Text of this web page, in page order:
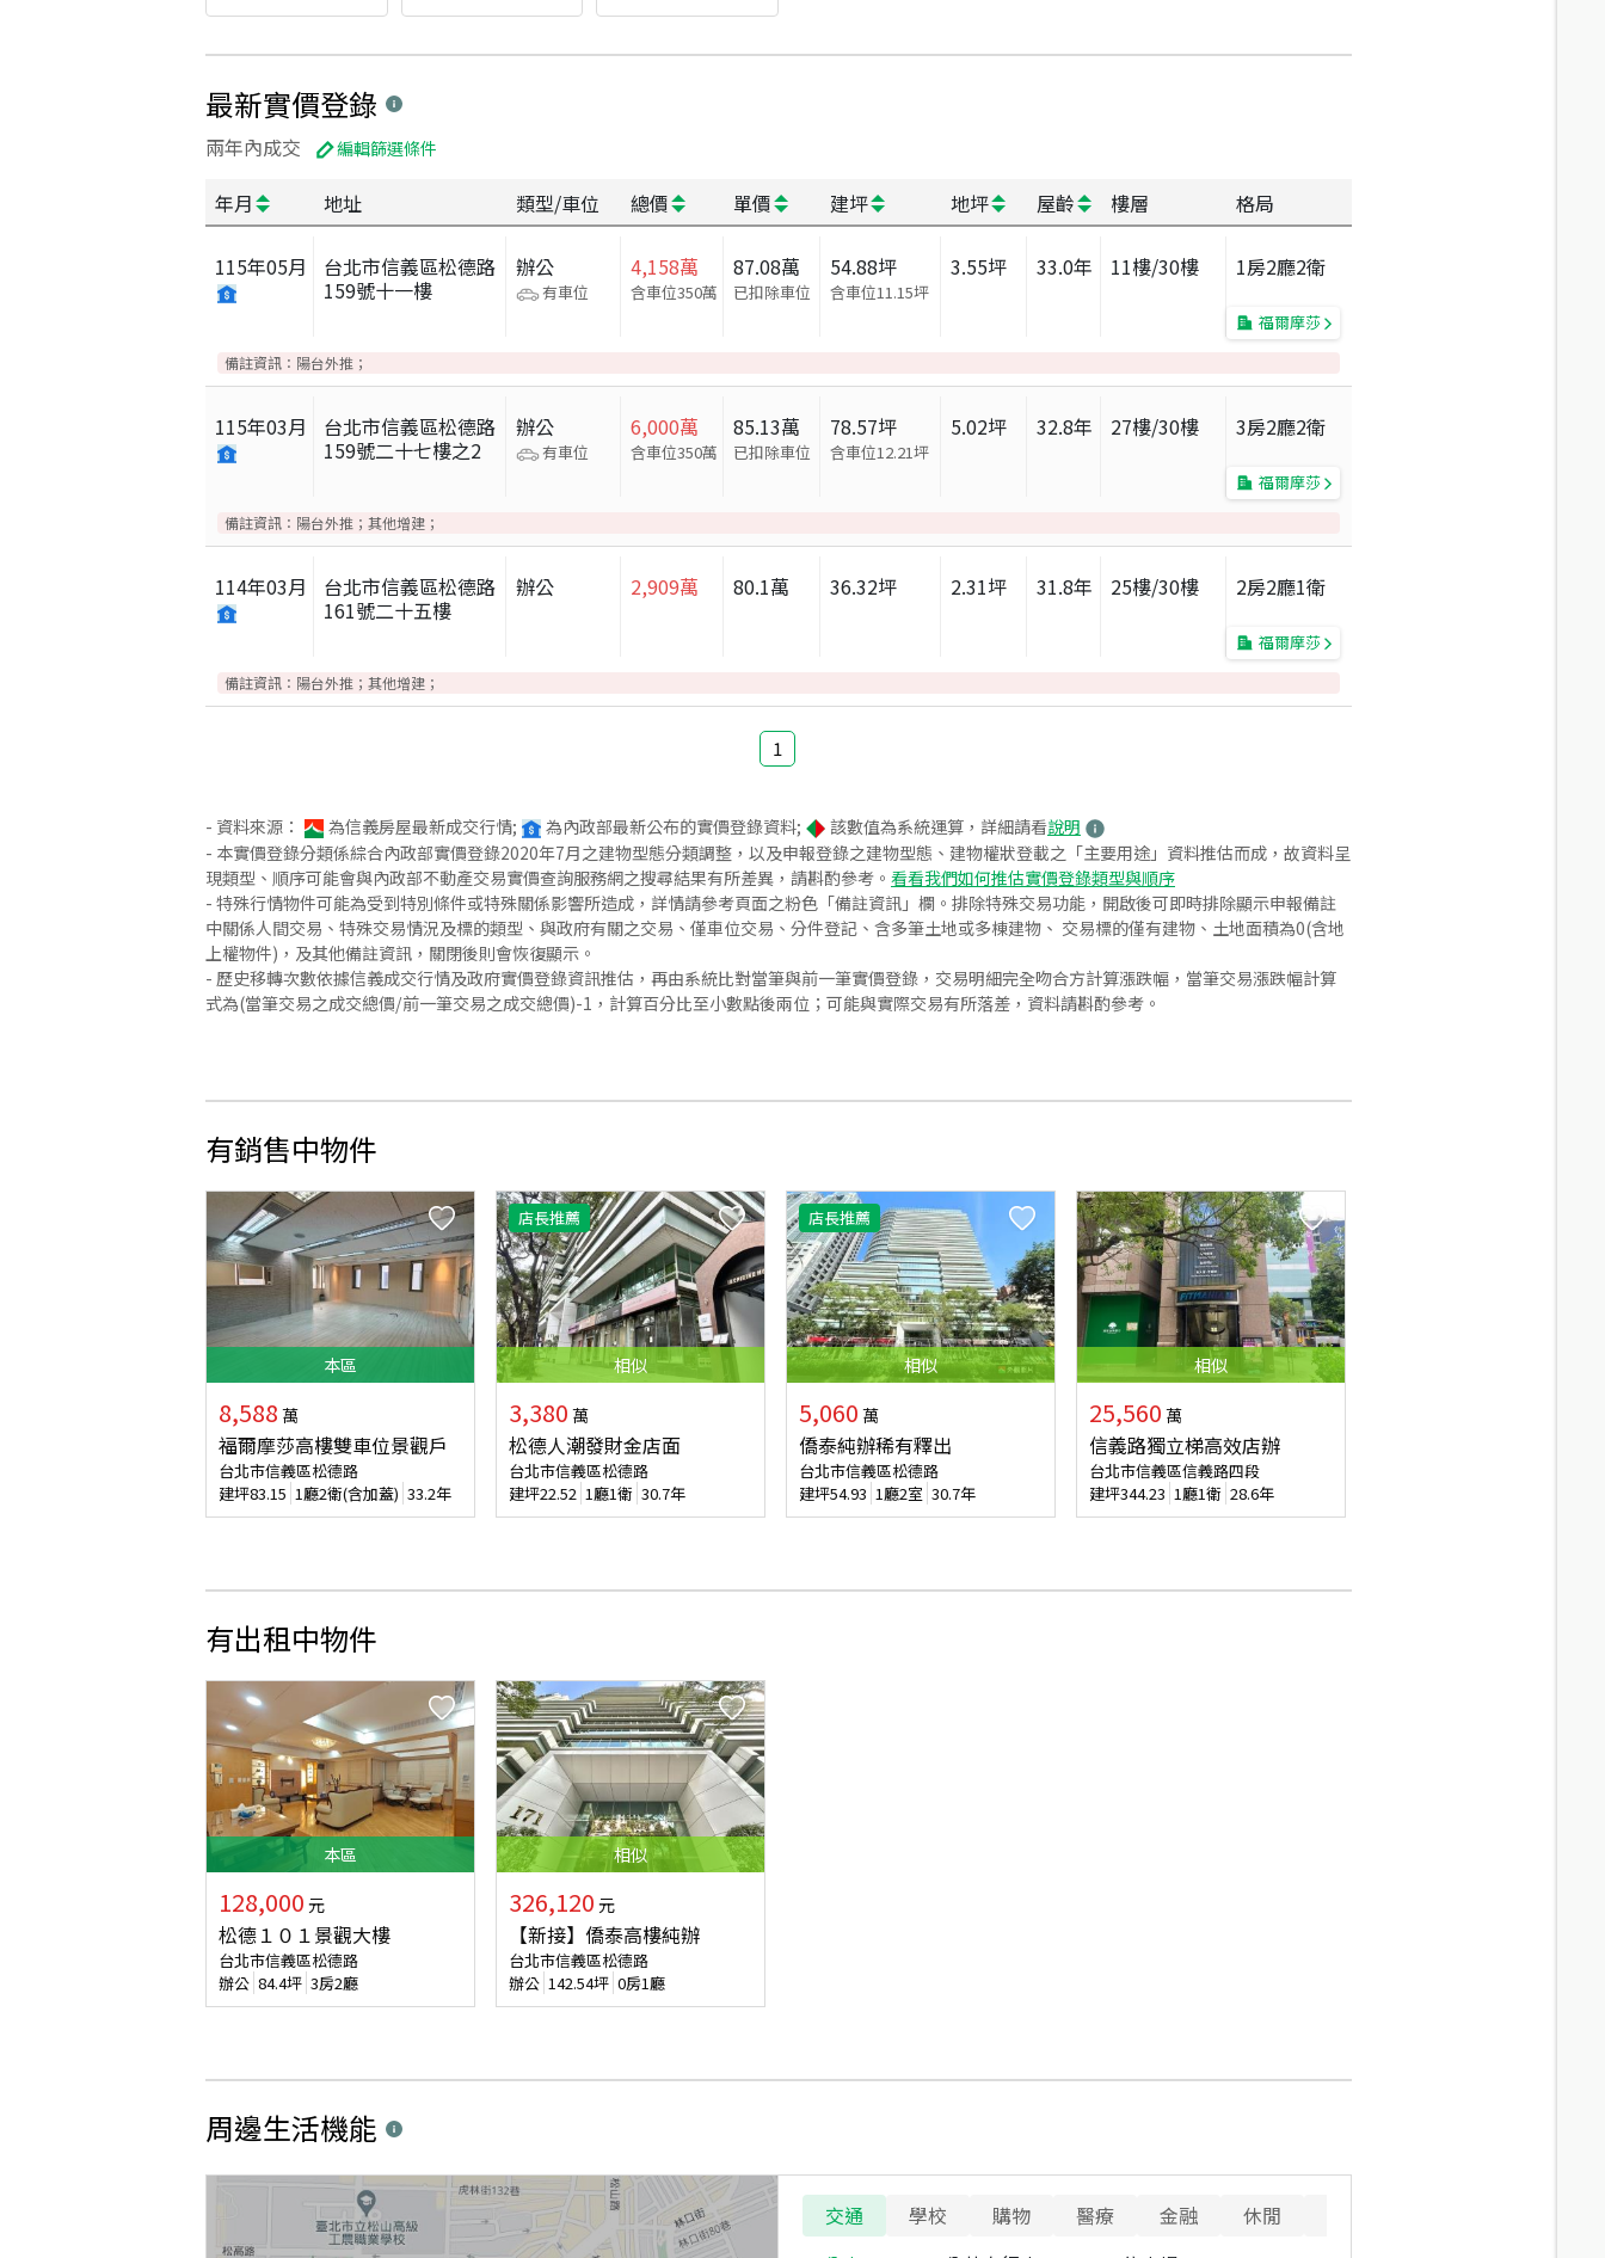
最新實價登錄
兩年內成交 編輯篩選條件
年月 地址 類型/車位 總價 單價 建坪 地坪 屋齡 樓層 格局
115年05月
台北市信義區松德路
159號十一樓
辦公
有車位
4,158萬
含車位350萬
87.08萬
已扣除車位
54.88坪
含車位11.15坪
3.55坪 33.0年 11樓/30樓 1房2廳2衛
福爾摩莎
備註資訊： 陽台外推；
115年03月
台北市信義區松德路
159號二十七樓之2
辦公
有車位
6,000萬
含車位350萬
85.13萬
已扣除車位
78.57坪
含車位12.21坪
5.02坪 32.8年 27樓/30樓 3房2廳2衛
福爾摩莎
備註資訊： 陽台外推；其他增建；
114年03月
台北市信義區松德路
161號二十五樓
辦公 2,909萬 80.1萬 36.32坪 2.31坪 31.8年 25樓/30樓 2房2廳1衛
福爾摩莎
備註資訊： 陽台外推；其他增建；
1
- 資料來源： 為信義房屋最新成交行情; 為內政部最新公布的實價登錄資料; 該數值為系統運算，詳細請看說明
- 本實價登錄分類係綜合內政部實價登錄2020年7月之建物型態分類調整，以及申報登錄之建物型態、建物權狀登載之「主要用途」資料推估而成，故資料呈
現類型、順序可能會與內政部不動產交易實價查詢服務網之搜尋結果有所差異，請斟酌參考。 看看我們如何推估實價登錄類型與順序
- 特殊行情物件可能為受到特別條件或特殊關係影響所造成，詳情請參考頁面之粉色「備註資訊」欄。排除特殊交易功能，開啟後可即時排除顯示申報備註
中關係人間交易、特殊交易情況及標的類型、與政府有關之交易、僅車位交易、分件登記、含多筆土地或多棟建物、 交易標的僅有建物、土地面積為0(含地
上權物件)，及其他備註資訊，關閉後則會恢復顯示。
- 歷史移轉次數依據信義成交行情及政府實價登錄資訊推估，再由系統比對當筆與前一筆實價登錄，交易明細完全吻合方計算漲跌幅，當筆交易漲跌幅計算
式為(當筆交易之成交總價/前一筆交易之成交總價)-1，計算百分比至小數點後兩位；可能與實際交易有所落差，資料請斟酌參考。
有銷售中物件
本區
8,588 萬
福爾摩莎高樓雙車位景觀戶
台北市信義區松德路
建坪83.15 1廳2衛(含加蓋) 33.2年
店長推薦
相似
3,380 萬
松德人潮發財金店面
台北市信義區松德路
建坪22.52 1廳1衛 30.7年
店長推薦
相似
5,060 萬
僑泰純辦稀有釋出
台北市信義區松德路
建坪54.93 1廳2室 30.7年
相似
25,560 萬
信義路獨立梯高效店辦
台北市信義區信義路四段
建坪344.23 1廳1衛 28.6年
有出租中物件
本區
128,000 元
松德１０１景觀大樓
台北市信義區松德路
辦公 84.4坪 3房2廳
相似
326,120 元
【新接】僑泰高樓純辦
台北市信義區松德路
辦公 142.54坪 0房1廳
周邊生活機能
交通 學校 購物 醫療 金融 休閒